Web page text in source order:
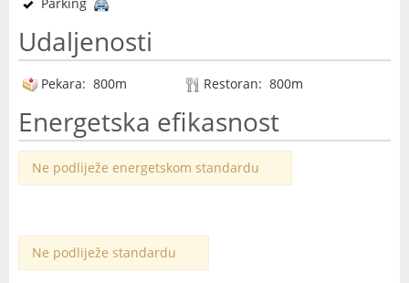
Udaljenosti
Pekara: 800m Restoran: 800m
Energetska efikasnost
Ne podliježe energetskom standardu
Ne podliježe standardu